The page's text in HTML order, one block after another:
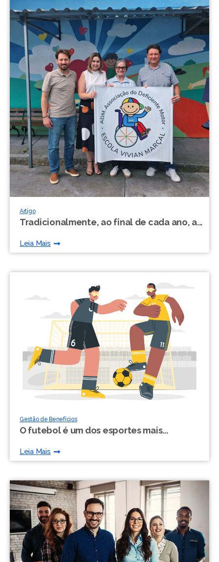
Artigo
Tradicionalmente, ao final de cada ano, a...
Leia Mais
Gestão de Benefícios
O futebol é um dos esportes mais...
Leia Mais